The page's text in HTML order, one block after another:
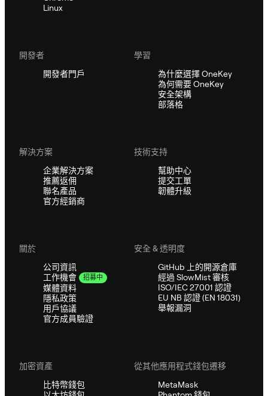
Linux
開發者
開發者門戶
學習
為什麼選擇 OneKey
為何需要 OneKey
安全架構
部落格
解決方案
企業解決方案
推薦返佣
聯名產品
官方經銷商
技術支持
幫助中心
提交工單
韌體升級
關於
公司資訊
工作機會
招募中
媒體資料
隱私政策
用戶協議
官方成員驗證
安全 & 透明度
GitHub 上的開源倉庫
經過 SlowMist 審核
ISO/IEC 27001 認證
EU NB 認證 (EN 18031)
舉報漏洞
加密資產
比特幣錢包
從其他應用程式錢包遷移
MetaMask